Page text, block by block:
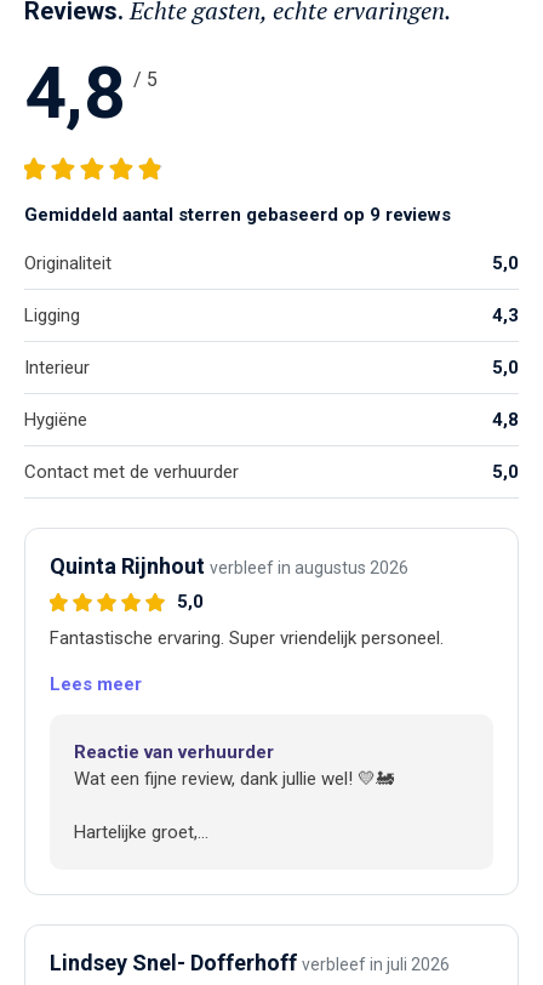
Reviews.Echte gasten, echte ervaringen.
4,8 / 5
Gemiddeld aantal sterren gebaseerd op 9 reviews
Originaliteit 5,0
Ligging 4,3
Interieur 5,0
Hygiëne 4,8
Contact met de verhuurder 5,0
Quinta Rijnhout verbleef in augustus 2026
5,0
Fantastische ervaring. Super vriendelijk personeel.
Lees meer
Reactie van verhuurder
Wat een fijne review, dank jullie wel! 💛🚂
Hartelijke groet,
Lindsey Snel- Dofferhoff verbleef in juli 2026